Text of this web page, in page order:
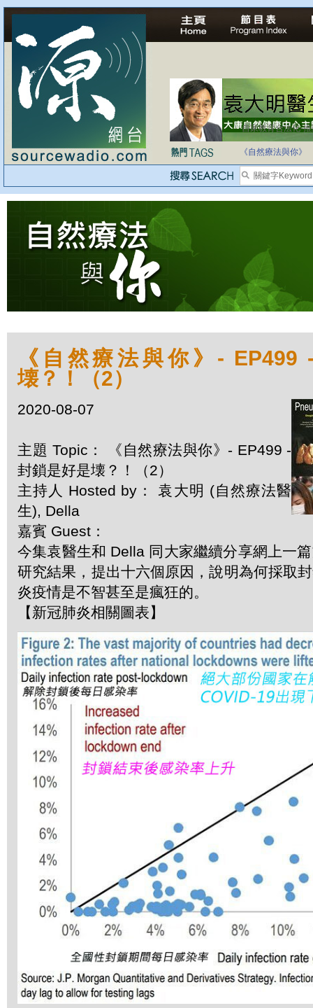
自家教育合法化-
《自然療法與你》
《自然療法與你》- EP499
壊？！（2）
2020-08-07
主題 Topic： 《自然療法與你》- EP499 -
封鎖是好是壊？！（2）
主持人 Hosted by： 袁大明 (自然療法醫
生), Della
嘉賓 Guest：
今集袁醫生和 Della 同大家繼續分享網上一
研究結果，提出十六個原因，說明為何採取
炎疫情是不智甚至是瘋狂的。
【新冠肺炎相關圖表】